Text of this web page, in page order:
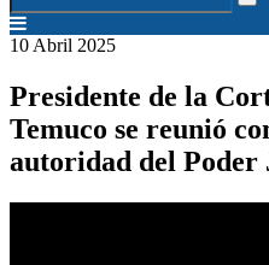
10 Abril 2025
Presidente de la
Temuco se reunió
autoridad del Poder